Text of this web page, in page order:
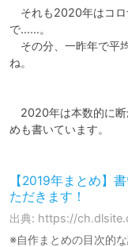
それも2020年はコロ
で……。
その分、一昨年で平
ね。
2020年は本数的に断
めも書いています。
【2019年まとめ】
ただきます！
出典: https://
※自作まとめの目次的